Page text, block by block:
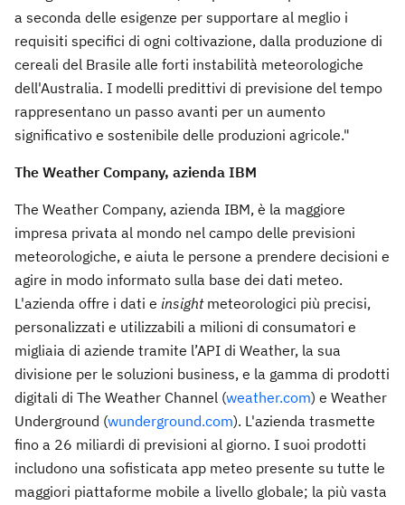
a seconda delle esigenze per supportare al meglio i
requisiti specifici di ogni coltivazione, dalla produzione di
cereali del Brasile alle forti instabilità meteorologiche
dell'Australia. I modelli predittivi di previsione del tempo
rappresentano un passo avanti per un aumento
significativo e sostenibile delle produzioni agricole."
The Weather Company, azienda IBM
The Weather Company, azienda IBM, è la maggiore
impresa privata al mondo nel campo delle previsioni
meteorologiche, e aiuta le persone a prendere decisioni e
agire in modo informato sulla base dei dati meteo.
L'azienda offre i dati e insightmeteorologici più precisi,
personalizzati e utilizzabili a milioni di consumatori e
migliaia di aziende tramite l’API di Weather, la sua
divisione per le soluzioni business, e la gamma di prodotti
digitali di The Weather Channel (weather.com) e Weather
Underground (wunderground.com). L'azienda trasmette
fino a 26 miliardi di previsioni al giorno. I suoi prodotti
includono una sofisticata app meteo presente su tutte le
maggiori piattaforme mobile a livello globale; la più vasta